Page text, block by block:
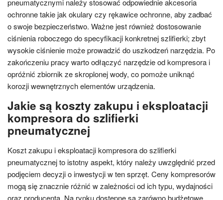
pneumatycznymi należy stosować odpowiednie akcesoria
ochronne takie jak okulary czy rękawice ochronne, aby zadbać
o swoje bezpieczeństwo. Ważne jest również dostosowanie
ciśnienia roboczego do specyfikacji konkretnej szlifierki; zbyt
wysokie ciśnienie może prowadzić do uszkodzeń narzędzia. Po
zakończeniu pracy warto odłączyć narzędzie od kompresora i
opróżnić zbiornik ze skroplonej wody, co pomoże uniknąć
korozji wewnętrznych elementów urządzenia.
Jakie są koszty zakupu i eksploatacji
kompresora do szlifierki
pneumatycznej
Koszt zakupu i eksploatacji kompresora do szlifierki
pneumatycznej to istotny aspekt, który należy uwzględnić przed
podjęciem decyzji o inwestycji w ten sprzęt. Ceny kompresorów
mogą się znacznie różnić w zależności od ich typu, wydajności
oraz producenta. Na rynku dostępne są zarówno budżetowe